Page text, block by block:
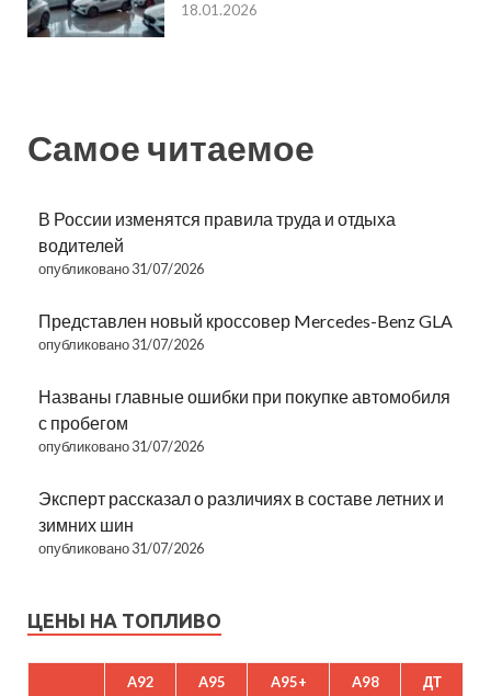
18.01.2026
Самое читаемое
В России изменятся правила труда и отдыха
водителей
опубликовано 31/07/2026
Представлен новый кроссовер Mercedes-Benz GLA
опубликовано 31/07/2026
Названы главные ошибки при покупке автомобиля
с пробегом
опубликовано 31/07/2026
Эксперт рассказал о различиях в составе летних и
зимних шин
опубликовано 31/07/2026
ЦЕНЫ НА ТОПЛИВО
A92 A95 A95+ A98 ДТ